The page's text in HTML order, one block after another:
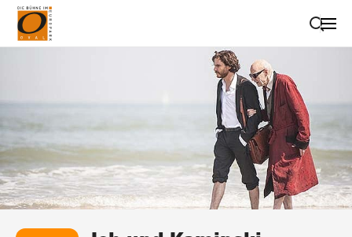
Suche schließen
Wegbeschreibung erhalten